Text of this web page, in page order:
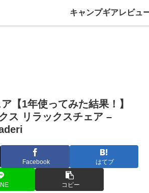
【1年使ってみた結果！】
ス リラックスチェア –
Facebook はてブ
コピー
キャンプギアレビュ